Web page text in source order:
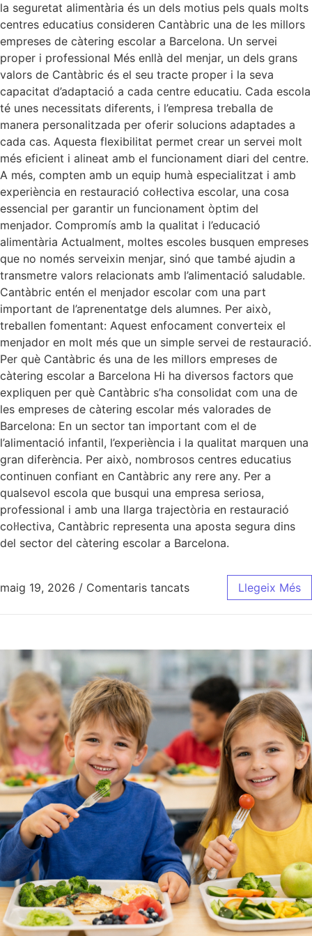
la seguretat alimentària és un dels motius pels quals molts
centres educatius consideren Cantàbric una de les millors
empreses de càtering escolar a Barcelona. Un servei
proper i professional Més enllà del menjar, un dels grans
valors de Cantàbric és el seu tracte proper i la seva
capacitat d’adaptació a cada centre educatiu. Cada escola
té unes necessitats diferents, i l’empresa treballa de
manera personalitzada per oferir solucions adaptades a
cada cas. Aquesta flexibilitat permet crear un servei molt
més eficient i alineat amb el funcionament diari del centre.
A més, compten amb un equip humà especialitzat i amb
experiència en restauració col·lectiva escolar, una cosa
essencial per garantir un funcionament òptim del
menjador. Compromís amb la qualitat i l’educació
alimentària Actualment, moltes escoles busquen empreses
que no només serveixin menjar, sinó que també ajudin a
transmetre valors relacionats amb l’alimentació saludable.
Cantàbric entén el menjador escolar com una part
important de l’aprenentatge dels alumnes. Per això,
treballen fomentant: Aquest enfocament converteix el
menjador en molt més que un simple servei de restauració.
Per què Cantàbric és una de les millors empreses de
càtering escolar a Barcelona Hi ha diversos factors que
expliquen per què Cantàbric s’ha consolidat com una de
les empreses de càtering escolar més valorades de
Barcelona: En un sector tan important com el de
l’alimentació infantil, l’experiència i la qualitat marquen una
gran diferència. Per això, nombrosos centres educatius
continuen confiant en Cantàbric any rere any. Per a
qualsevol escola que busqui una empresa seriosa,
professional i amb una llarga trajectòria en restauració
col·lectiva, Cantàbric representa una aposta segura dins
del sector del càtering escolar a Barcelona.
maig 19, 2026 / Comentaris tancats Llegeix Més